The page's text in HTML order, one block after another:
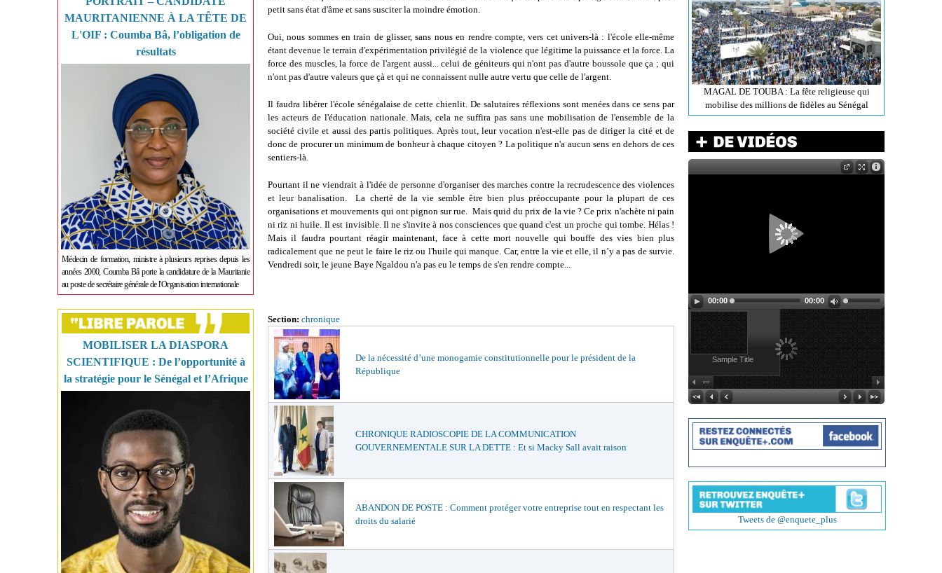
MAURITANIENNE À LA TÊTE DE
L'OIF : Coumba Bâ, l’obligation de
résultats
Médecin de formation, ministre à plusieurs reprises depuis les
années 2000, Coumba Bâ porte la candidature de la Mauritanie
au poste de secrétaire générale de l'Organisation internationale
MOBILISER LA DIASPORA
SCIENTIFIQUE : De l’opportunité à
la stratégie pour le Sénégal et l’Afrique
petit sans état d'âme et sans susciter la moindre émotion.
Oui, nous sommes en train de glisser, sans nous en rendre compte, vers cet univers-là : l'école elle-même
étant devenue le terrain d'expérimentation privilégié de la violence que légitime la puissance et la force. La
force des muscles, la force de l'argent aussi... celui de géniteurs qui n'ont pas d'autre boussole que ça ; qui
n'ont pas d'autre valeurs que çà et qui ne connaissent nulle autre vertu que celle de l'argent.
Il faudra libérer l'école sénégalaise de cette chienlit. De salutaires réflexions sont menées dans ce sens par
les acteurs de l'éducation nationale. Mais, cela ne suffira pas sans une mobilisation de l'ensemble de la
société civile et aussi des partis politiques. Après tout, leur vocation n'est-elle pas de diriger la cité et de
donc de procurer un minimum de bonheur à chaque citoyen ? La politique n'a aucun sens en dehors de ces
sentiers-là.
Pourtant il ne viendrait à l'idée de personne d'organiser des marches contre la recrudescence des violences
et leur banalisation. La cherté de la vie semble être bien plus préoccupante pour la plupart de ces
organisations et mouvements qui ont pignon sur rue. Mais quid du prix de la vie ? Ce prix n'achète ni pain
ni riz ni huile. Il est invisible. Il ne s'invite à nos consciences que quand c'est un proche qui tombe. Hélas !
Mais il faudra pourtant réagir maintenant, face à cette mort nouvelle qui bouffe des vies bien plus
radicalement que ne peut le faire le riz ou l'huile qui manque. Car, entre la vie et elle, il n’y a pas de survie.
Vendredi soir, le jeune Baye Ngaldou n'a pas eu le temps de s'en rendre compte...
Section: chronique
De la nécessité d’une monogamie constitutionnelle pour le président de la
République
CHRONIQUE RADIOSCOPIE DE LA COMMUNICATION
GOUVERNEMENTALE SUR LA DETTE : Et si Macky Sall avait raison
ABANDON DE POSTE : Comment protéger votre entreprise tout en respectant les
droits du salarié
MAGAL DE TOUBA : La fête religieuse qui
mobilise des millions de fidèles au Sénégal
00:00 00:00
Sample Title
Tweets de @enquete_plus